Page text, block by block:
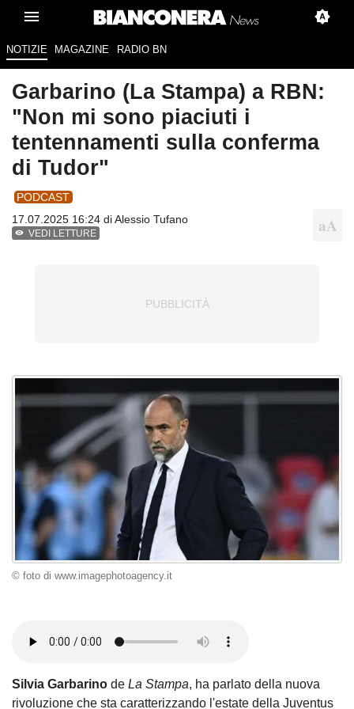
NOTIZIE MAGAZINE RADIO BN
Garbarino (La Stampa) a RBN:
"Non mi sono piaciuti i
tentennamenti sulla conferma
di Tudor"
PODCAST
17.07.2025 16:24 diAlessio Tufano
VEDI LETTURE
© foto di www.imagephotoagency.it
Silvia Garbarino de La Stampa, ha parlato della nuova
rivoluzione che sta caratterizzando l'estate della Juventus